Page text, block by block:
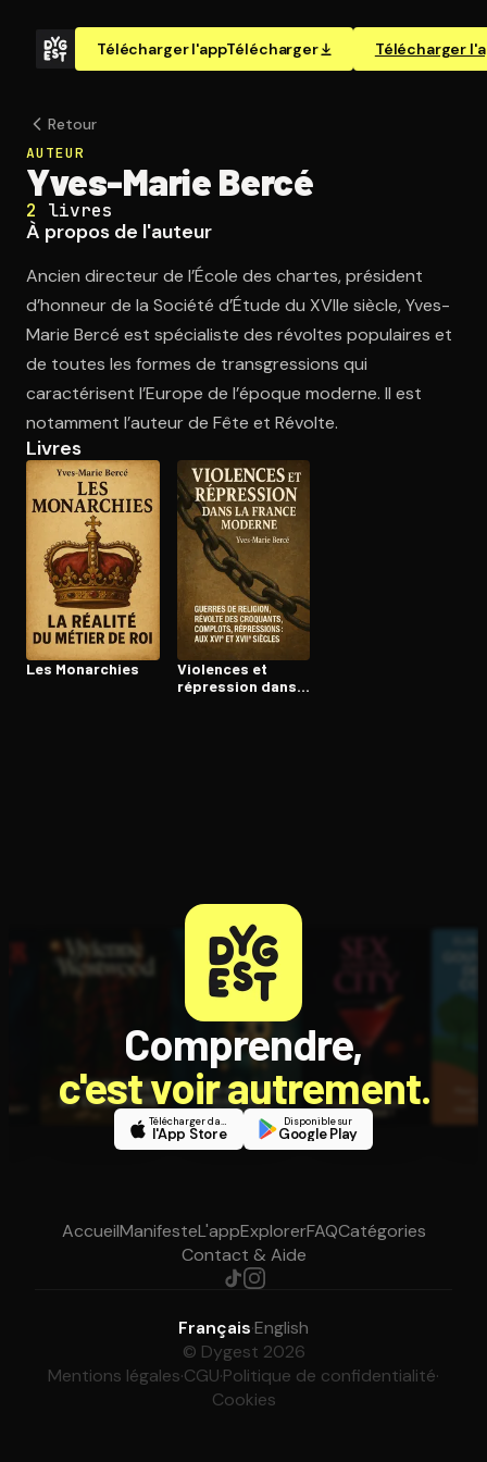
Télécharger l'appTélécharger Télécharger
Ouvre l'app Appareil photo, pointe sur le code. C'est gratuit à
Retour
AUTEUR
Yves-Marie Bercé
2 livres
À propos de l'auteur
Ancien directeur de l’École des chartes, président
d’honneur de la Société d’Étude du XVIIe siècle, Yves-
Marie Bercé est spécialiste des révoltes populaires et
de toutes les formes de transgressions qui
caractérisent l’Europe de l’époque moderne. Il est
notamment l’auteur de Fête et Révolte.
Livres
Les Monarchies
Violences et
répression dans
Comprendre,
c'est voir autrement.
Télécharger dans
l'App Store
Disponible sur
Google Play
AccueilManifesteL'appExplorerFAQCatégories
Contact & Aide
Français·English
© Dygest 2026
Mentions légales·CGU·Politique de confidentialité·
Cookies